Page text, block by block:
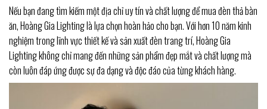
Nếu bạn đang tìm kiếm một địa chỉ uy tín và chất lượng để mua đèn thả bàn
ăn, Hoàng Gia Lighting là lựa chọn hoàn hảo cho bạn. Với hơn 10 năm kinh
nghiệm trong lĩnh vực thiết kế và sản xuất đèn trang trí, Hoàng Gia
Lighting không chỉ mang đến những sản phẩm đẹp mắt và chất lượng mà
còn luôn đáp ứng được sự đa dạng và độc đáo của từng khách hàng.